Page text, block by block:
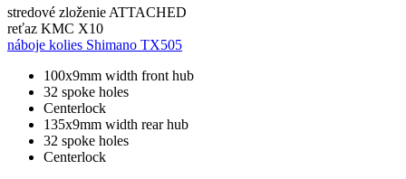
stredové zloženie ATTACHED
reťaz KMC X10
náboje kolies Shimano TX505
100x9mm width front hub
32 spoke holes
Centerlock
135x9mm width rear hub
32 spoke holes
Centerlock